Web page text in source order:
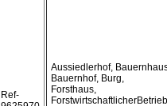
Ref-
Aussiedlerhof,
Bauernhof, Burg,
Forsthaus,